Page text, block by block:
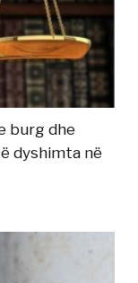
burg dhe
dyshimta në